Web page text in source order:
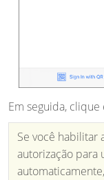
Em seguida,
Se você habilitar
autorização para